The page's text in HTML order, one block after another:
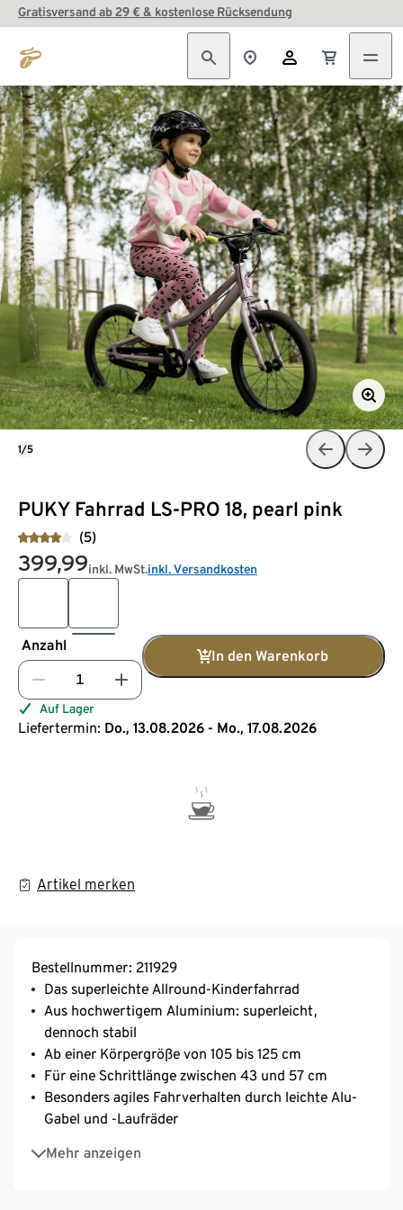
Gratisversand ab 29 € & kostenlose Rücksendung
PUKY Fahrrad LS-PRO 18, pearl pink
(5)
399,99inkl. MwSt.inkl. Versandkosten
Anzahl
In den Warenkorb
Auf Lager
Liefertermin: Do., 13.08.2026 - Mo., 17.08.2026
Artikel merken
1/5
Bestellnummer: 211929
Das superleichte Allround-Kinderfahrrad
Aus hochwertigem Aluminium: superleicht,
dennoch stabil
Ab einer Körpergröße von 105 bis 125 cm
Für eine Schrittlänge zwischen 43 und 57 cm
Besonders agiles Fahrverhalten durch leichte Alu-
Gabel und -Laufräder
Mehr anzeigen
Kindgerechte V-Brakes am Vorder- und Hinterrad
sorgen für eine zuverlässige Bremsleistung